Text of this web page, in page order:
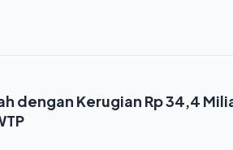
dengan Kerugian Rp 34,4